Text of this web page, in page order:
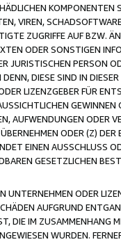
VIREN,
ZUGRIFFE AUF BZW.
ODER SONSTIGEN
JURISTISCHEN PERSON
DIESE SIND IN
LIZENZGEBER FÜR
AUFWENDUNGEN ODER
ODER (Z)
EINEN AUSSCHLUSS
GESETZLICHEN
UNTERNEHMEN ODER
AUFGRUND
DIE IM ZUSAMMENHANG
WURDEN.